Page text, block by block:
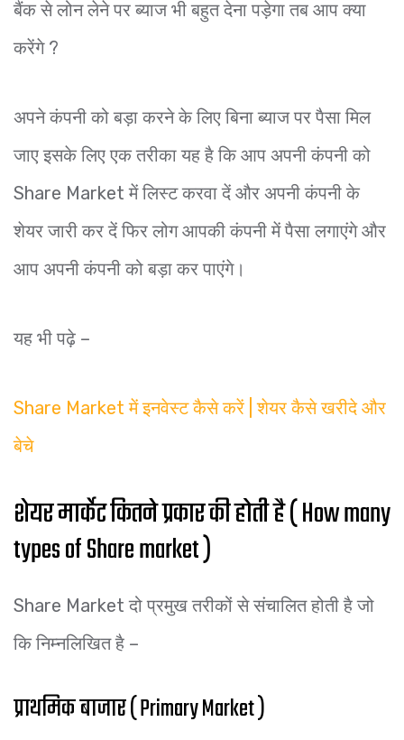
बैंक से लोन लेने पर ब्याज भी बहुत देना पड़ेगा तब आप क्या
करेंगे ?
अपने कंपनी को बड़ा करने के लिए बिना ब्याज पर पैसा मिल
जाए इसके लिए एक तरीका यह है कि आप अपनी कंपनी को
Share Market में लिस्ट करवा दें और अपनी कंपनी के
शेयर जारी कर दें फिर लोग आपकी कंपनी में पैसा लगाएंगे और
आप अपनी कंपनी को बड़ा कर पाएंगे।
यह भी पढ़े –
Share Market में इनवेस्ट कैसे करें | शेयर कैसे खरीदे और
बेचे
शेयर मार्केट कितने प्रकार की होती है ( How many
types of Share market )
Share Market दो प्रमुख तरीकों से संचालित होती है जो
कि निम्नलिखित है –
प्राथमिक बाजार ( Primary Market )